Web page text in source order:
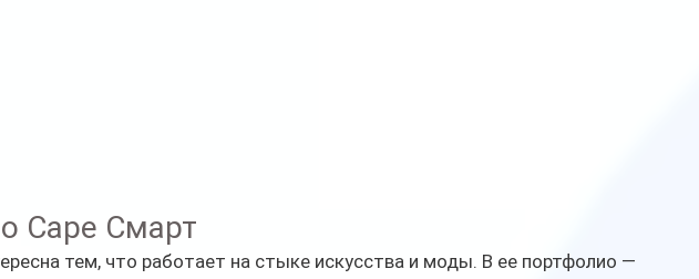
Саре Смарт
тем, что работает на стыке искусства и моды. В ее портфолио —